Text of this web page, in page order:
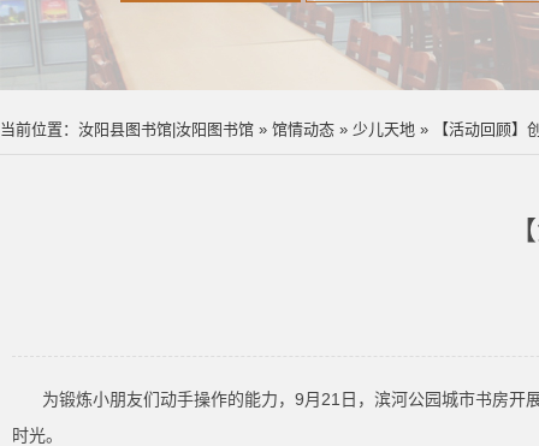
当前位置： 汝阳县图书馆|汝阳图书馆 » 馆情动态 » 少儿天地 » 【活动回顾】
为锻炼小朋友们动手操作的能力，9月21日，滨河公园城市书房
时光。